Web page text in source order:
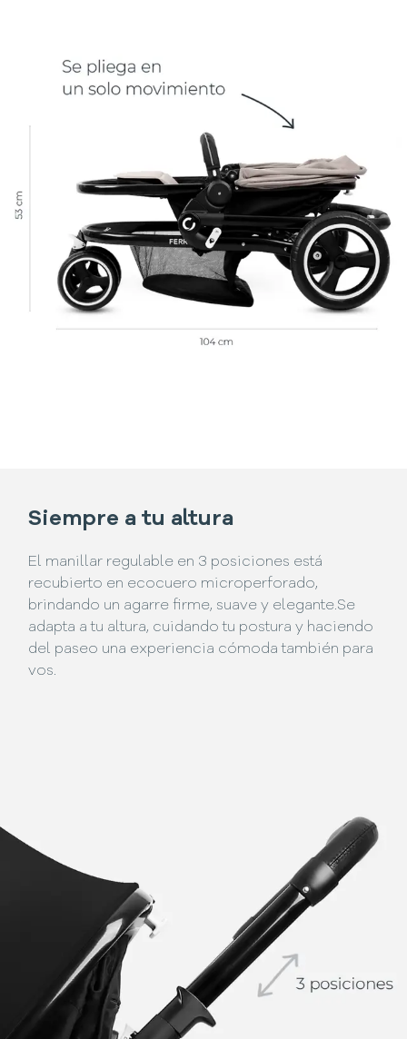
Siempre a tu altura
El manillar regulable en 3 posiciones está
recubierto en ecocuero microperforado,
brindando un agarre firme, suave y elegante.Se
adapta a tu altura, cuidando tu postura y haciendo
del paseo una experiencia cómoda también para
vos.